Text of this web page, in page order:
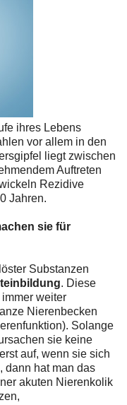
ihres Lebens
vor allem in den
liegt zwischen
Auftreten
Rezidive
Jahren.
sie für
Substanzen
. Diese
weiter
Nierenbecken
Solange
sie keine
auf, wenn sie sich
dann hat man das
akuten Nierenkolik